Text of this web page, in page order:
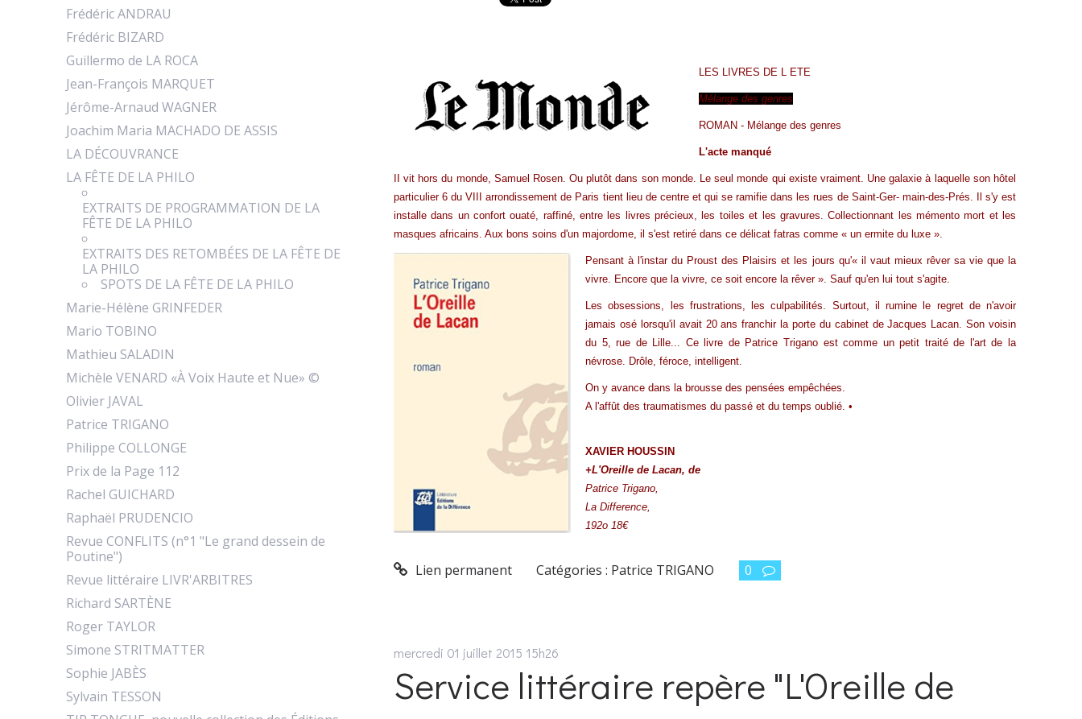
Frédéric ANDRAU
Frédéric BIZARD
Guillermo de LA ROCA
Jean-François MARQUET
Jérôme-Arnaud WAGNER
Joachim Maria MACHADO DE ASSIS
LA DÉCOUVRANCE
LA FÊTE DE LA PHILO
EXTRAITS DE PROGRAMMATION DE LA
FÊTE DE LA PHILO
EXTRAITS DES RETOMBÉES DE LA FÊTE DE
LA PHILO
SPOTS DE LA FÊTE DE LA PHILO
Marie-Hélène GRINFEDER
Mario TOBINO
Mathieu SALADIN
Michèle VENARD «À Voix Haute et Nue» ©
Olivier JAVAL
Patrice TRIGANO
Philippe COLLONGE
Prix de la Page 112
Rachel GUICHARD
Raphaël PRUDENCIO
Revue CONFLITS (n°1 "Le grand dessein de
Poutine")
Revue littéraire LIVR'ARBITRES
Richard SARTÈNE
Roger TAYLOR
Simone STRITMATTER
Sophie JABÈS
Sylvain TESSON
LES LIVRES DE L ETE
Mélange des genres
ROMAN - Mélange des genres
L'acte manqué
II vit hors du monde, Samuel Rosen. Ou plutôt dans son monde. Le seul monde qui existe vraiment. Une galaxie à laquelle son hôtel
particulier 6 du VIII arrondissement de Paris tient lieu de centre et qui se ramifie dans les rues de Saint-Ger- main-des-Prés. Il s'y est
installe dans un confort ouaté, raffiné, entre les livres précieux, les toiles et les gravures. Collectionnant les mémento mort et les
masques africains. Aux bons soins d'un majordome, il s'est retiré dans ce délicat fatras comme « un ermite du luxe ».
Pensant à l'instar du Proust des Plaisirs et les jours qu'« il vaut mieux rêver sa vie que la
vivre. Encore que la vivre, ce soit encore la rêver ». Sauf qu'en lui tout s'agite.
Les obsessions, les frustrations, les culpabilités. Surtout, il rumine le regret de n'avoir
jamais osé lorsqu'il avait 20 ans franchir la porte du cabinet de Jacques Lacan. Son voisin
du 5, rue de Lille... Ce livre de Patrice Trigano est comme un petit traité de l'art de la
névrose. Drôle, féroce, intelligent.
On y avance dans la brousse des pensées empêchées.
A l'affût des traumatismes du passé et du temps oublié. •
XAVIER HOUSSIN
+L'Oreille de Lacan, de
Patrice Trigano,
La Difference,
192o18€
Lien permanent Catégories : Patrice TRIGANO 0
mercredi 01 juillet 2015 15h26
Service littéraire repère "L'Oreille de